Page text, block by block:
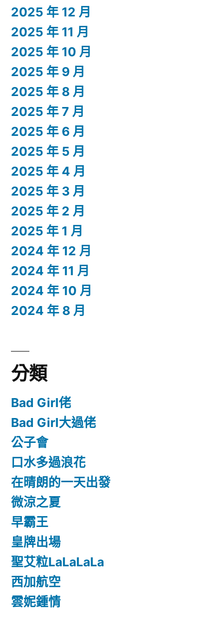
2025 年 12 月
2025 年 11 月
2025 年 10 月
2025 年 9 月
2025 年 8 月
2025 年 7 月
2025 年 6 月
2025 年 5 月
2025 年 4 月
2025 年 3 月
2025 年 2 月
2025 年 1 月
2024 年 12 月
2024 年 11 月
2024 年 10 月
2024 年 8 月
分類
Bad Girl佬
Bad Girl大過佬
公子會
口水多過浪花
在晴朗的一天出發
微涼之夏
早霸王
皇牌出場
聖艾粒LaLaLaLa
西加航空
雲妮鍾情